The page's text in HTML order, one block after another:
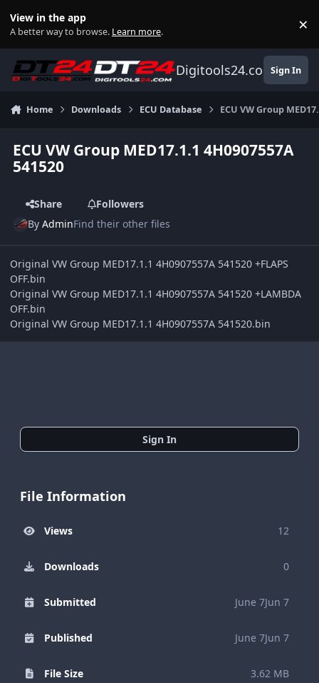
View in the app
A better way to browse. Learn more. ×
Digitools24.comSign In
Home Downloads ECU Database ECU VW Group
ECU VW Group MED17.1.1 4H0907557A
541520
Share
Followers
ByAdminFind their other files
Original VW Group MED17.1.1 4H0907557A 541520 +FLAPS
OFF.bin
Original VW Group MED17.1.1 4H0907557A 541520 +LAMBDA
OFF.bin
Original VW Group MED17.1.1 4H0907557A 541520.bin
Sign In
File Information
Views 12
Downloads 0
Submitted June 7Jun 7
Published June 7Jun 7
File Size 3.62 MB